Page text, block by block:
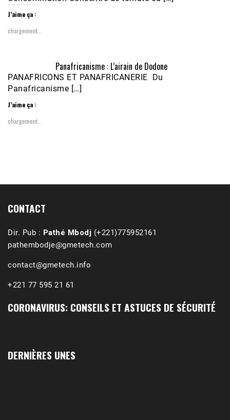
J’aime ça :
chargement…
Panafricanisme : L’airain de Dodone
PANAFRICONS ET PANAFRICANERIE Du
Panafricanisme […]
J’aime ça :
chargement…
CONTACT
Dir. Pub : Pathé Mbodj (+221)775952161
pathembodje@gmetech.com
contact@gmetech.info
+221 77 595 21 61
CORONAVIRUS: CONSEILS ET ASTUCES DE SÉCURITÉ
DERNIÈRES UNES